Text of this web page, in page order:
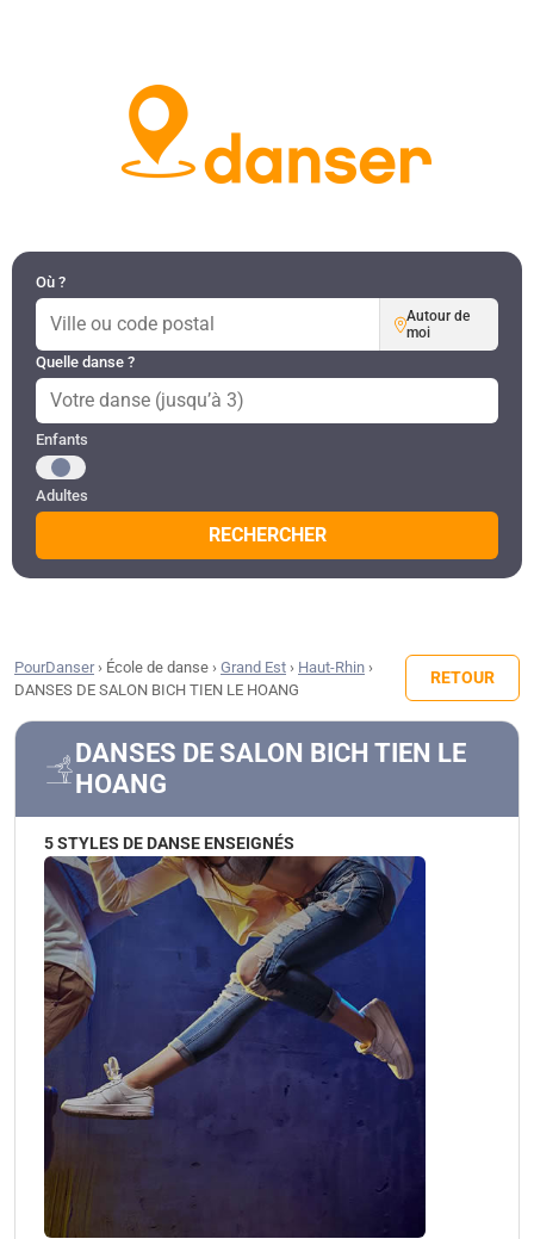
Où ?
Autour de
moi
Quelle danse ?
Public recherché
Enfants
Adultes
RECHERCHER
PourDanser› École de danse › Grand Est › Haut-Rhin ›
DANSES DE SALON BICH TIEN LE HOANG
RETOUR
DANSES DE SALON BICH TIEN LE
HOANG
5 STYLES DE DANSE ENSEIGNÉS